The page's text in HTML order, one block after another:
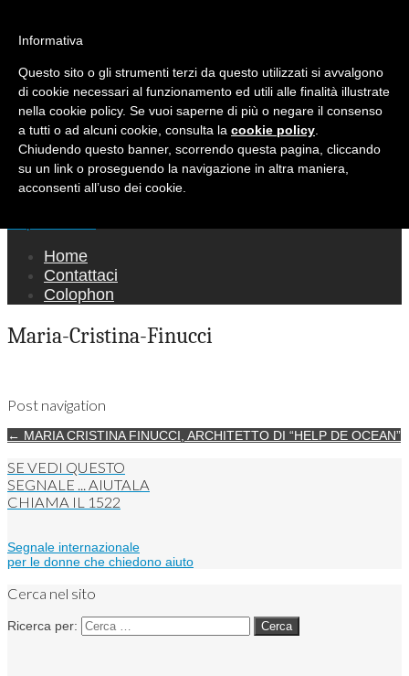
Mondo Italiano nel Mondo
LE INTERVISTE SONO AGLI ITALIANI CHE
RICOPRONO RUOLI ISTITUZIONALI, A
QUELLI CHE RAPPRESENTANO LA SOCIETÀ E
A CHI È UN "COMUNE CITTADINO" ...
PER TUTTO QUESTO SIAMO "ORGOGLIOSI
DI ESSERE ITALIANI"
Home
Contattaci
Colophon
Maria-Cristina-Finucci
Post navigation
← MARIA CRISTINA FINUCCI, ARCHITETTO DI “HELP DE OCEAN”
SE VEDI QUESTO
SEGNALE ... AIUTALA
CHIAMA IL 1522
Segnale internazionale
per le donne che chiedono aiuto
Cerca nel sito
Ricerca per:
Informativa
Questo sito o gli strumenti terzi da questo utilizzati si avvalgono
di cookie necessari al funzionamento ed utili alle finalità illustrate
nella cookie policy. Se vuoi saperne di più o negare il consenso
a tutti o ad alcuni cookie, consulta la cookie policy
Chiudendo questo banner, scorrendo questa pagina, cliccando
su un link o proseguendo la navigazione in altra maniera,
acconsenti all’uso dei cookie.